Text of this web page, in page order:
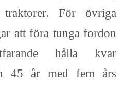
För övriga
att föra tunga fordon
hålla kvar
45 år med fem års